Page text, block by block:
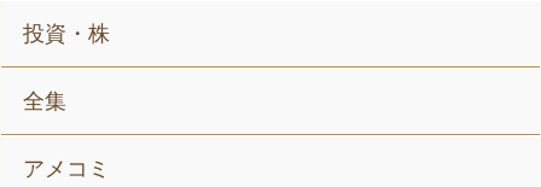
投資・株
全集
アメコミ